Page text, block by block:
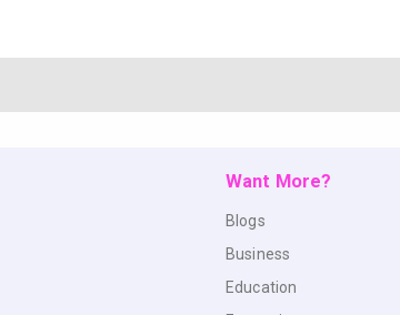
Want More?
Blogs
Business
Education